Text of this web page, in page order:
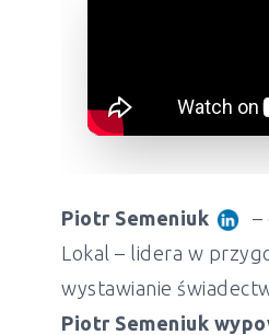
Piotr Semeniuk
–
Lokal – lidera w
wystawianie
Piotr Semeniuk